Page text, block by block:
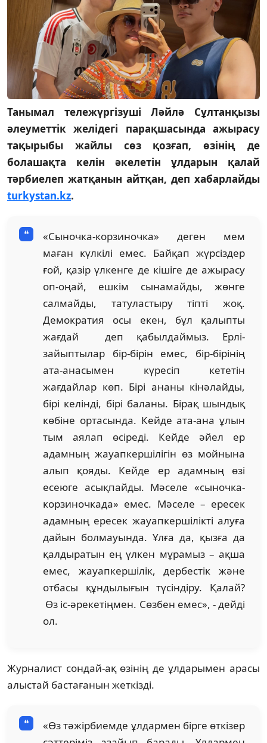
Танымал тележүргізуші Ләйлә Сұлтанқызы
әлеуметтік желідегі парақшасында ажырасу
тақырыбы жайлы сөз қозғап, өзінің де
болашақта келін әкелетін ұлдарын қалай
тәрбиелеп жатқанын айтқан, деп хабарлайды
turkystan.kz.
«Сыночка-корзиночка» деген мем
маған күлкілі емес. Байқап жүрсіздер
ғой, қазір үлкенге де кішіге де ажырасу
оп-оңай, ешкім сынамайды, жөнге
салмайды, татуластыру тіпті жоқ.
Демократия осы екен, бұл қалыпты
жағдай деп қабылдаймыз. Ерлі-
зайыптылар бір-бірін емес, бір-бірінің
ата-анасымен күресіп кететін
жағдайлар көп. Бірі ананы кінәлайды,
бірі келінді, бірі баланы. Бірақ шындық
көбіне ортасында. Кейде ата-ана ұлын
тым аялап өсіреді. Кейде әйел ер
адамның жауапкершілігін өз мойнына
алып қояды. Кейде ер адамның өзі
есеюге асықпайды. Мәселе «сыночка-
корзиночкада» емес. Мәселе – ересек
адамның ересек жауапкершілікті алуға
дайын болмауында. Ұлға да, қызға да
қалдыратын ең үлкен мұрамыз – ақша
емес, жауапкершілік, дербестік және
отбасы құндылығын түсіндіру. Қалай?
Өз іс-әрекетіңмен. Сөзбен емес», - дейді
ол.
Журналист сондай-ақ өзінің де ұлдарымен арасы
алыстай бастағанын жеткізді.
«Өз тәжірбиемде ұлдармен бірге өткізер